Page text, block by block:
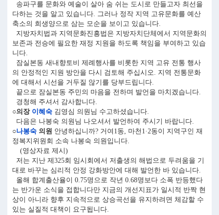
송파구를 문화와 예술이 살아 숨 쉬는 도시로 만들고자 최선을
다하는 것을 알고 있습니다. 그러나 정작 지역 고유문화를 예산
축소의 희생양으로 삼는 모순을 보이고 있습니다.
지방자치법과 지역문화진흥법은 지방자치단체에서 지역문화의
보존과 전승에 필요한 재정 지원을 하도록 책임을 부여하고 있습
니다.
잠실본동 새내향토비 제례행사를 비롯한 지역 고유 전통 행사
의 안정적인 지원 방안을 다시 검토해 주십시오. 지역 전통문화
에 대해서 시선을 거두질 않기를 당부드립니다.
끝으로 잠실본동 주민의 마음을 전하며 발언을 마치겠습니다.
경청해 주셔서 감사합니다.
○의장 이혜숙 김영심 의원님 수고하셨습니다.
다음은 나봉숙 의원님 나오셔서 발언하여 주시기 바랍니다.
○나봉숙 의원 안녕하십니까? 거여1동, 마천1·2동이 지역구인 재
정복지위원회 소속 나봉숙 의원입니다.
(영상자료 제시)
저는 지난 제325회 임시회에서 저출생의 해법으로 두려움을 기
대로 바꾸는 심리적 안정 강화방안에 대해 발언한 바 있습니다.
올해 합계출산율이 0.75명으로 작년 0.68명보다 소폭 반등했다
는 반가운 소식을 접합니다만 지금의 개선지표가 일시적 반짝 현
상이 아니라 향후 지속적으로 상승곡선을 유지하려면 체감할 수
있는 실질적 대책이 요구됩니다.